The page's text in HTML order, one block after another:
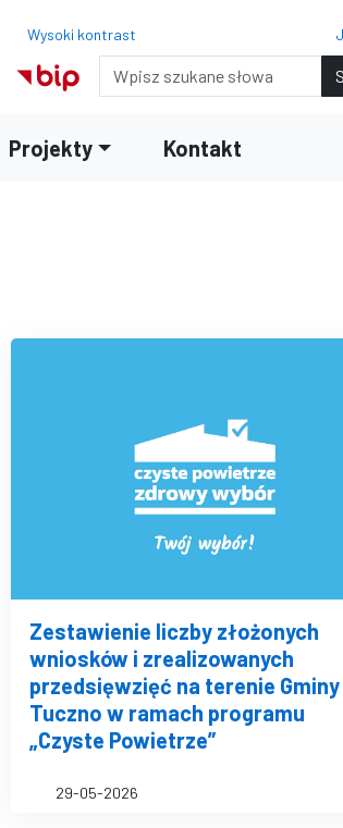
Wysoki kontrast
Normalny rozmiar czcionki
Rozmiar czcionki
Rozmiar
Wyszukiwarka
Projekty Kontakt
Zestawienie liczby złożonych
wniosków i zrealizowanych
przedsięwzięć na terenie Gminy
Tuczno w ramach programu
„Czyste Powietrze”
29-05-2026